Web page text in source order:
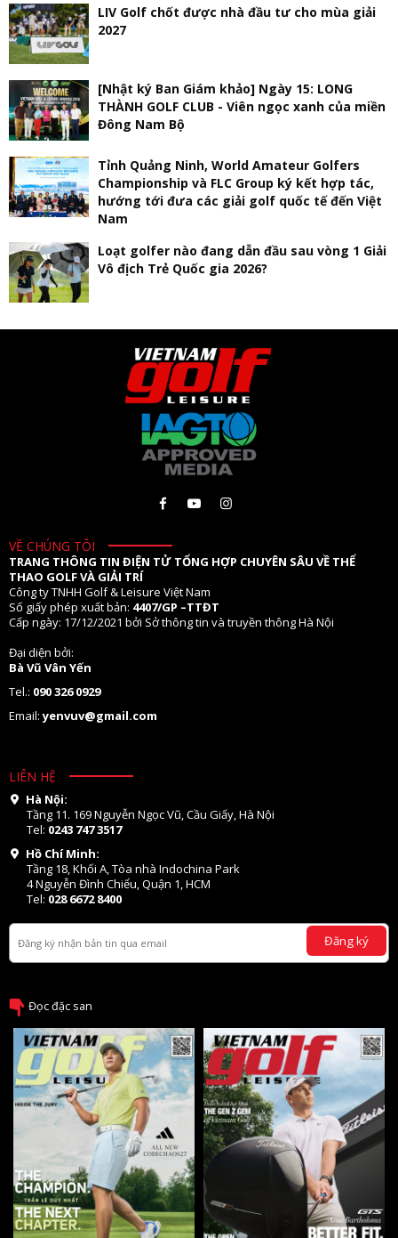
LIV Golf chốt được nhà đầu tư cho mùa giải
2027
[Nhật ký Ban Giám khảo] Ngày 15: LONG
THÀNH GOLF CLUB - Viên ngọc xanh của miền
Đông Nam Bộ
Tỉnh Quảng Ninh, World Amateur Golfers
Championship và FLC Group ký kết hợp tác,
hướng tới đưa các giải golf quốc tế đến Việt
Nam
Loạt golfer nào đang dẫn đầu sau vòng 1 Giải
Vô địch Trẻ Quốc gia 2026?
VỀ CHÚNG TÔI
TRANG THÔNG TIN ĐIỆN TỬ TỔNG HỢP CHUYÊN SÂU VỀ THỂ
THAO GOLF VÀ GIẢI TRÍ
Công ty TNHH Golf & Leisure Việt Nam
Số giấy phép xuất bản: 4407/GP –TTĐT
Cấp ngày: 17/12/2021 bởi Sở thông tin và truyền thông Hà Nội
Đại diện bởi:
Bà Vũ Vân Yến
Tel.: 090 326 0929
Email:yenvuv@gmail.com
LIÊN HỆ
Hà Nội:
Tầng 11. 169 Nguyễn Ngọc Vũ, Cầu Giấy, Hà Nội
Tel: 0243 747 3517
Hồ Chí Minh:
Tầng 18, Khối A, Tòa nhà Indochina Park
4 Nguyễn Đình Chiểu, Quận 1, HCM
Tel: 028 6672 8400
Đăng ký
Đọc đặc san